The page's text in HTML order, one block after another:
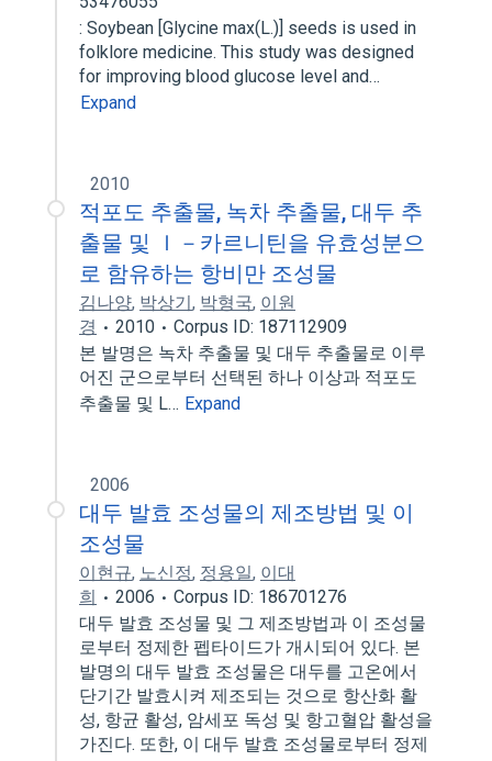
: Soybean [Glycine max(L.)] seeds is used in
folklore medicine. This study was designed
for improving blood glucose level and…
Expand
2010
적포도 추출물, 녹차 추출물, 대두 추
출물 및 ｌ－카르니틴을 유효성분으
로 함유하는 항비만 조성물
김나양, 박상기, 박형국, 이원
경
2010
Corpus ID: 187112909
본 발명은 녹차 추출물 및 대두 추출물로 이루
어진 군으로부터 선택된 하나 이상과 적포도
추출물 및 L… Expand
2006
대두 발효 조성물의 제조방법 및 이
조성물
이현규, 노신정, 정용일, 이대
희
2006
Corpus ID: 186701276
대두 발효 조성물 및 그 제조방법과 이 조성물
로부터 정제한 펩타이드가 개시되어 있다. 본
발명의 대두 발효 조성물은 대두를 고온에서
단기간 발효시켜 제조되는 것으로 항산화 활
성, 항균 활성, 암세포 독성 및 항고혈압 활성을
가진다. 또한, 이 대두 발효 조성물로부터 정제